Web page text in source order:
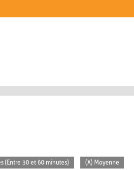
(Entre 30 et 60 minutes) (X) Moyenne